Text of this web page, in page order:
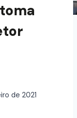
de 2021